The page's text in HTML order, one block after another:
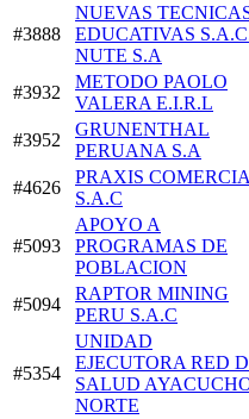
#3888
NUEVAS
EDUCATIVAS
NUTE S.A
#3932
METODO PAOLO
VALERA E.I.R.L
#3952
GRUNENTHAL
PERUANA S.A
#4626
PRAXIS
S.A.C
#5093
APOYO A
PROGRAMAS DE
POBLACION
#5094
RAPTOR MINING
PERU S.A.C
#5354
UNIDAD
EJECUTORA RED
SALUD
NORTE